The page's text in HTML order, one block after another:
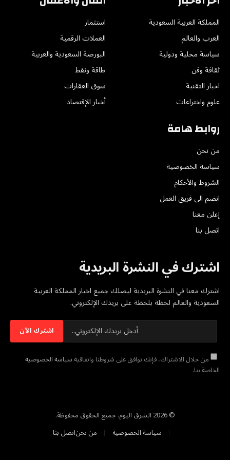
المملكة العربية السعودية
العرب والعالم
سياسة محلية ودولية
ثقافة وفن
اخبار التقنية
علوم واختراعات
استثمار
العملات الرقمية
البورصة السعودية والعربية
طاقة ونفط
سوق العقارات
أخبار الإقتصاد
روابط هامة
من نحن
سياسة الخصوصية
الشروط والأحكام
انضم الى فريق العمل
إعلن معنا
اتصل بنا
اشترك في النشرة البريدية
اشترك معنا في النشرة البريدية ليصلك جميع اخبار المملكة العربية
السعودية والعالم لحظة بلحظة على بريدك الإلكتروني.
من خلال الاشتراك، فإنك توافق على شروطنا واتفاقيةسياسة الخصوصية
الخاصة بنا.
© 2026 الشرق اليوم. جميع الحقوق محفوظة.
سياسة الخصوصية
من نحناتصل بنا